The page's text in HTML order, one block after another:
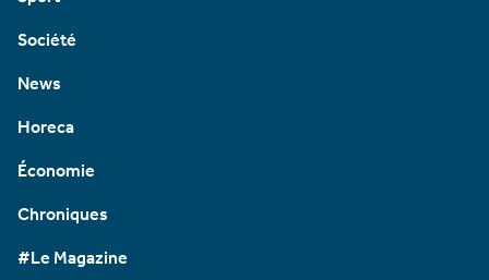
Société
News
Horeca
Économie
Chroniques
#Le Magazine